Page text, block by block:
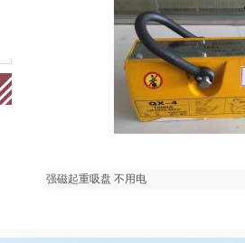
强磁起重吸盘 不用电